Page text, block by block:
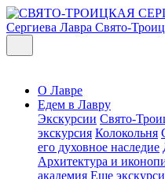
Сергиева Лавра Свято-
О Лавре
Едем в Лавру
Экскурсии Свято-
экскурсия Колокольня
его духовное наследие
Архитектура и
академия Еще